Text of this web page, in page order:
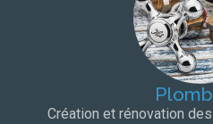
Création et rénovation